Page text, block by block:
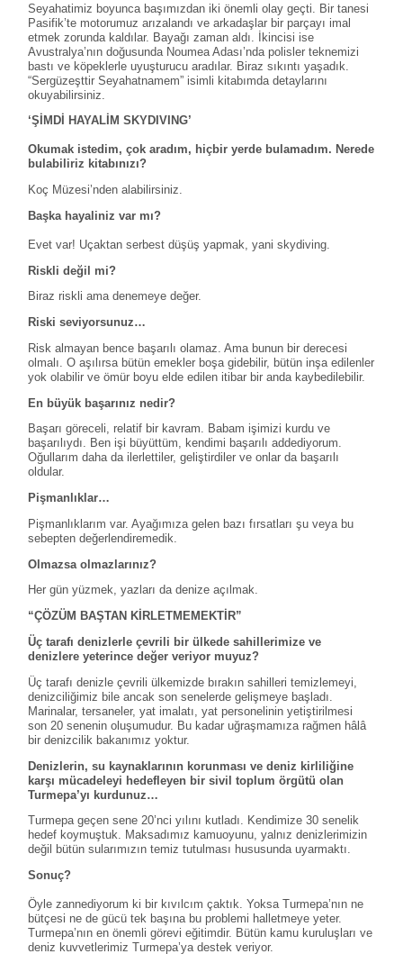
Seyahatimiz boyunca başımızdan iki önemli olay geçti. Bir tanesi
Pasifik’te motorumuz arızalandı ve arkadaşlar bir parçayı imal
etmek zorunda kaldılar. Bayağı zaman aldı. İkincisi ise
Avustralya’nın doğusunda Noumea Adası’nda polisler teknemizi
bastı ve köpeklerle uyuşturucu aradılar. Biraz sıkıntı yaşadık.
“Sergüzeşttir Seyahatnamem” isimli kitabımda detaylarını
okuyabilirsiniz.
‘ŞİMDİ HAYALİM SKYDIVING’
Okumak istedim, çok aradım, hiçbir yerde bulamadım. Nerede
bulabiliriz kitabınızı?
Koç Müzesi’nden alabilirsiniz.
Başka hayaliniz var mı?
Evet var! Uçaktan serbest düşüş yapmak, yani skydiving.
Riskli değil mi?
Biraz riskli ama denemeye değer.
Riski seviyorsunuz…
Risk almayan bence başarılı olamaz. Ama bunun bir derecesi
olmalı. O aşılırsa bütün emekler boşa gidebilir, bütün inşa edilenler
yok olabilir ve ömür boyu elde edilen itibar bir anda kaybedilebilir.
En büyük başarınız nedir?
Başarı göreceli, relatif bir kavram. Babam işimizi kurdu ve
başarılıydı. Ben işi büyüttüm, kendimi başarılı addediyorum.
Oğullarım daha da ilerlettiler, geliştirdiler ve onlar da başarılı
oldular.
Pişmanlıklar…
Pişmanlıklarım var. Ayağımıza gelen bazı fırsatları şu veya bu
sebepten değerlendiremedik.
Olmazsa olmazlarınız?
Her gün yüzmek, yazları da denize açılmak.
“ÇÖZÜM BAŞTAN KİRLETMEMEKTİR”
Üç tarafı denizlerle çevrili bir ülkede sahillerimize ve
denizlere yeterince değer veriyor muyuz?
Üç tarafı denizle çevrili ülkemizde bırakın sahilleri temizlemeyi,
denizciliğimiz bile ancak son senelerde gelişmeye başladı.
Marinalar, tersaneler, yat imalatı, yat personelinin yetiştirilmesi
son 20 senenin oluşumudur. Bu kadar uğraşmamıza rağmen hâlâ
bir denizcilik bakanımız yoktur.
Denizlerin, su kaynaklarının korunması ve deniz kirliliğine
karşı mücadeleyi hedefleyen bir sivil toplum örgütü olan
Turmepa’yı kurdunuz…
Turmepa geçen sene 20’nci yılını kutladı. Kendimize 30 senelik
hedef koymuştuk. Maksadımız kamuoyunu, yalnız denizlerimizin
değil bütün sularımızın temiz tutulması hususunda uyarmaktı.
Sonuç?
Öyle zannediyorum ki bir kıvılcım çaktık. Yoksa Turmepa’nın ne
bütçesi ne de gücü tek başına bu problemi halletmeye yeter.
Turmepa’nın en önemli görevi eğitimdir. Bütün kamu kuruluşları ve
deniz kuvvetlerimiz Turmepa’ya destek veriyor.